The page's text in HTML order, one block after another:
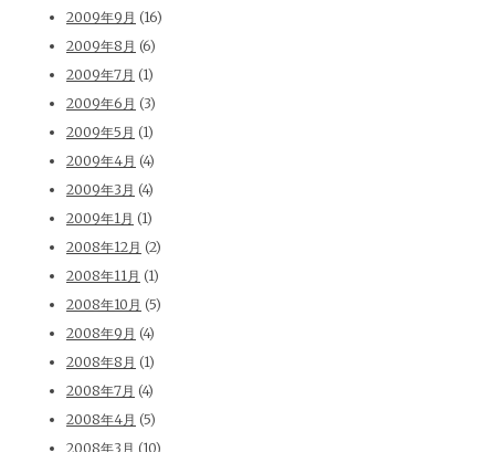
2009年9月 (16)
2009年8月 (6)
2009年7月 (1)
2009年6月 (3)
2009年5月 (1)
2009年4月 (4)
2009年3月 (4)
2009年1月 (1)
2008年12月 (2)
2008年11月 (1)
2008年10月 (5)
2008年9月 (4)
2008年8月 (1)
2008年7月 (4)
2008年4月 (5)
2008年3月 (10)